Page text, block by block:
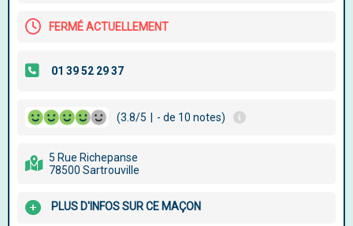
FERMÉ ACTUELLEMENT
(3.8/5 - de 10 notes)
5 Rue Richepanse
78500 Sartrouville
PLUS D'INFOS SUR CE MAÇON